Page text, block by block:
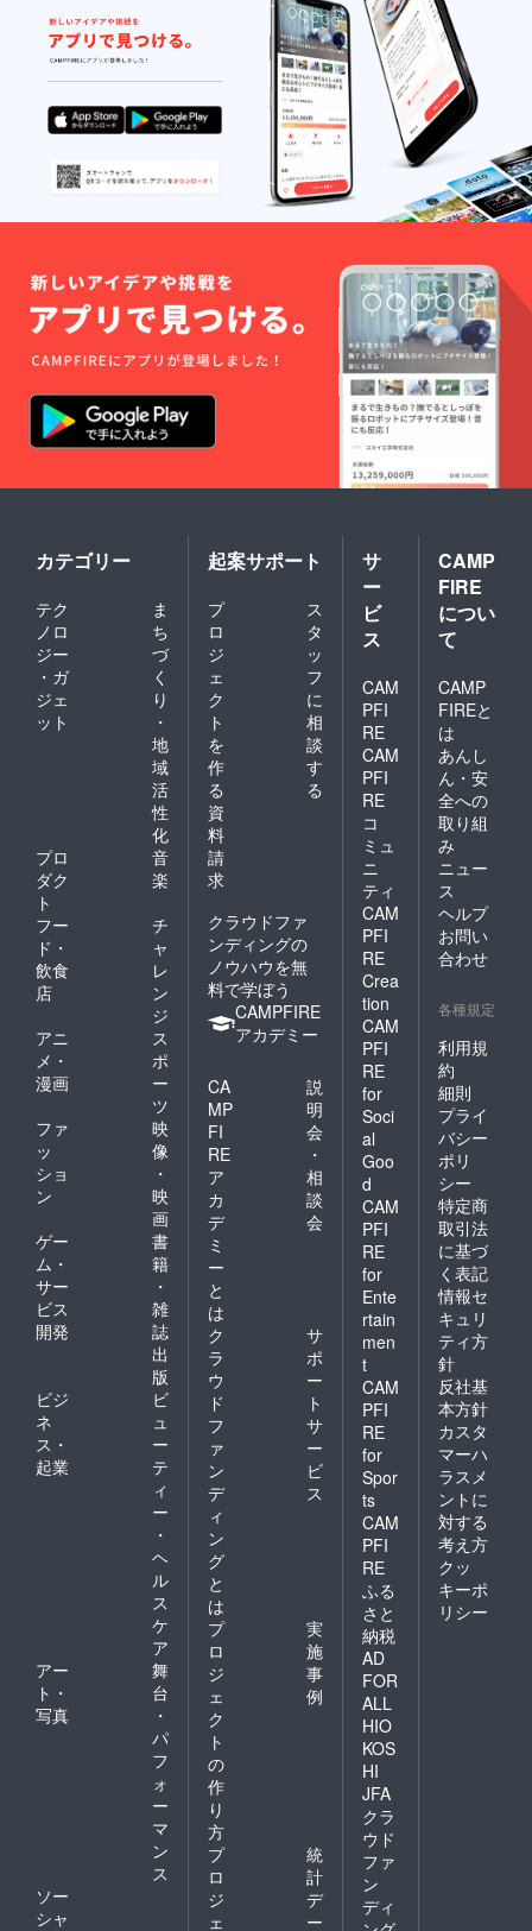
カテゴリー
テク
ノロ
ジー
・ガ
ジェ
ット
ま
ち
づ
く
り
・
地
域
活
性
化
プロ
ダク
ト
音
楽
フー
ド・
飲食
店
チ
ャ
レ
ン
ジ
アニ
メ・
漫画
ス
ポ
ー
ツ
ファ
ッ
ショ
ン
映
像
・
映
画
ゲー
ム・
サー
ビス
開発
書
籍
・
雑
誌
出
版
ビジ
ネ
ス・
起業
ビ
ュ
ー
テ
ィ
ー
・
ヘ
ル
ス
ケ
ア
アー
ト・
写真
舞
台
・
パ
フ
ォ
ー
マ
ン
ス
ソー
シャ
起案サポート
プ
ロ
ジ
ェ
ク
ト
を
作
る
ス
タ
ッ
フ
に
相
談
す
る
資
料
請
求
クラウドファ
ンディングの
ノウハウを無
料で学ぼう
CAMPFIRE
アカデミー
CA
MP
FI
RE
ア
カ
デ
ミ
ー
と
は
説
明
会
・
相
談
会
ク
ラ
ウ
ド
フ
ァ
ン
デ
ィ
ン
グ
と
は
サ
ポ
ー
ト
サ
ー
ビ
ス
プ
ロ
ジ
ェ
ク
ト
の
作
り
方
実
施
事
例
プ
ロ
ジ
ェ
統
計
デ
ー
サ
ー
ビ
ス
CAM
PFI
RE
CAM
PFI
RE
コ
ミュ
ニ
ティ
CAM
PFI
RE
Crea
tion
CAM
PFI
RE
for
Soci
al
Goo
d
CAM
PFI
RE
for
Ente
rtain
men
t
CAM
PFI
RE
for
Spor
ts
CAM
PFI
RE
ふる
さと
納税
AD
FOR
ALL
HIO
KOS
HI
JFA
クラ
ウド
ファ
ン
ディ
CAMP
FIRE
につい
て
CAMP
FIREと
は
あんし
ん・安
全への
取り組
み
ニュー
ス
ヘルプ
お問い
合わせ
各種規定
利用規
約
細則
プライ
バシー
ポリ
シー
特定商
取引法
に基づ
く表記
情報セ
キュリ
ティ方
針
反社基
本方針
カスタ
マーハ
ラスメ
ントに
対する
考え方
クッ
キーポ
リシー